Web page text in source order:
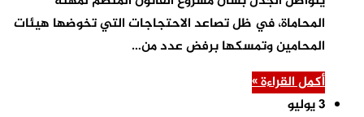
المحاماة، في ظل تصاعد الاحتجاجات التي تخوضها هيئات
المحامين وتمسكها برفض عدد من…
أكمل القراءة »
3 يوليو